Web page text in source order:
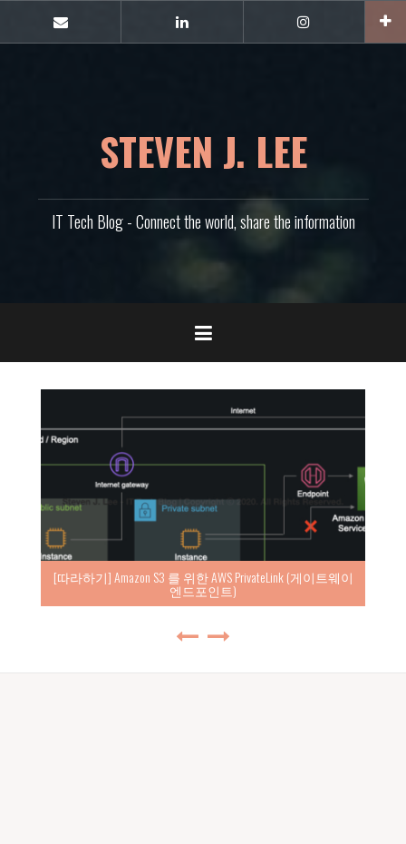
츠
E-
mail
Instagram
STEVEN J. LEE
IT Tech Blog - Connect the world, share the information
[따라하기] Amazon S3 를 위한 AWS PrivateLink (게이트웨이
엔드포인트)